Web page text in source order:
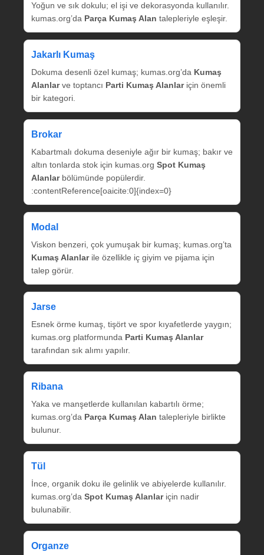
Yoğun ve sık dokulu; el işi ve dekorasyonda kullanılır.
kumas.org’da Parça Kumaş Alan talepleriyle eşleşir.
Jakarlı Kumaş
Dokuma desenli özel kumaş; kumas.org’da Kumaş
Alanlarve toptancı Parti Kumaş Alanlariçin önemli
bir kategori.
Brokar
Kabartmalı dokuma deseniyle ağır bir kumaş; bakır ve
altın tonlarda stok için kumas.org Spot Kumaş
Alanlarbölümünde popülerdir.
:contentReference[oaicite:0]{index=0}
Modal
Viskon benzeri, çok yumuşak bir kumaş; kumas.org’ta
Kumaş Alanlarile özellikle iç giyim ve pijama için
talep görür.
Jarse
Esnek örme kumaş, tişört ve spor kıyafetlerde yaygın;
kumas.org platformunda Parti Kumaş Alanlar
tarafından sık alımı yapılır.
Ribana
Yaka ve manşetlerde kullanılan kabartılı örme;
kumas.org’da Parça Kumaş Alan talepleriyle birlikte
bulunur.
Tül
İnce, organik doku ile gelinlik ve abiyelerde kullanılır.
kumas.org’da Spot Kumaş Alanlariçin nadir
bulunabilir.
Organze